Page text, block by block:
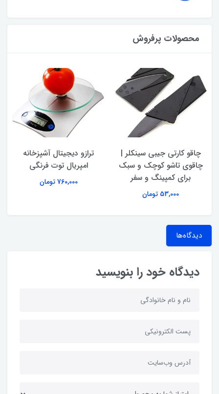
محصولات پرفروش
چاقو کارتی جیبی سینکلر |
چاقوی تاشو کوچک و سبک
برای کمپینگ و سفر
53,000 تومان
ترازو دیجیتال آشپزخانه
امپریال توت فرنگی
760,000 تومان
دیدگاه‌ها
دیدگاه خود را بنویسید